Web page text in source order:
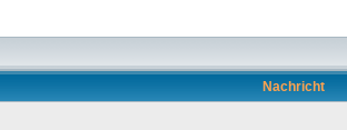
Nachricht